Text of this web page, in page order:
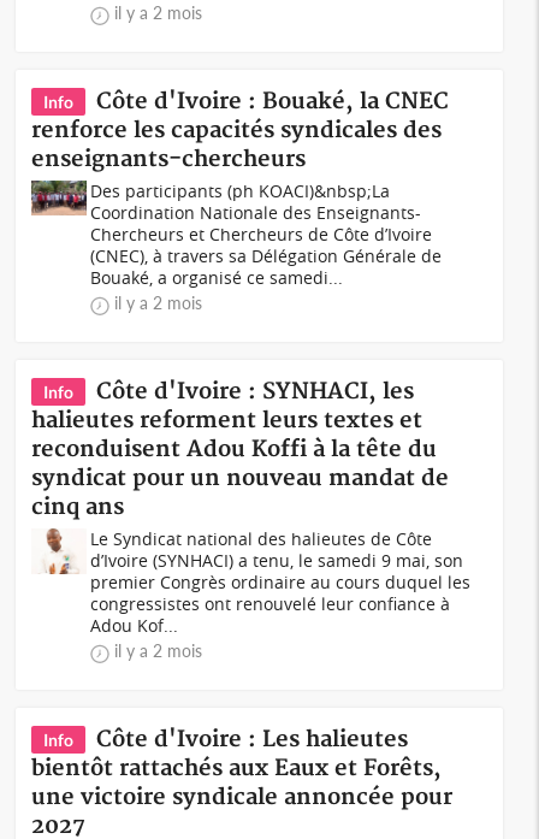
il y a 2 mois
Info
Côte d'Ivoire : Bouaké, la CNEC
renforce les capacités syndicales des
enseignants-chercheurs
Des participants (ph KOACI)&nbsp;La
Coordination Nationale des Enseignants-
Chercheurs et Chercheurs de Côte d’Ivoire
(CNEC), à travers sa Délégation Générale de
Bouaké, a organisé ce samedi...
il y a 2 mois
Info
Côte d'Ivoire : SYNHACI, les
halieutes reforment leurs textes et
reconduisent Adou Koffi à la tête du
syndicat pour un nouveau mandat de
cinq ans
Le Syndicat national des halieutes de Côte
d’Ivoire (SYNHACI) a tenu, le samedi 9 mai, son
premier Congrès ordinaire au cours duquel les
congressistes ont renouvelé leur confiance à
Adou Kof...
il y a 2 mois
Info
Côte d'Ivoire : Les halieutes
bientôt rattachés aux Eaux et Forêts,
une victoire syndicale annoncée pour
2027